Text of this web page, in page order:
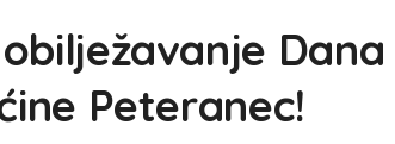
Peteranec!